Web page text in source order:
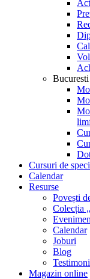
Bucuresti
Cursuri de
Calendar
Resurse
Povești
Colecția
Calendar
Joburi
Blog
Magazin online